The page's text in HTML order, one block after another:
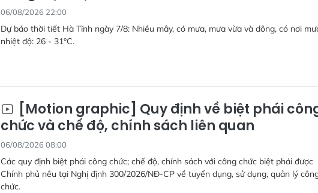
06/08/2026 22:00
Dự báo thời tiết Hà Tĩnh ngày 7/8: Nhiều mây, có mưa, mưa vừa và dông, có nơi
nhiệt độ: 26 - 31°C.
[Motion graphic] Quy định về biệt phái
chức và chế độ, chính sách liên quan
06/08/2026 08:00
Các quy định biệt phái công chức; chế độ, chính sách với công chức biệt phái được
Chính phủ nêu tại Nghị định 300/2026/NĐ-CP về tuyển dụng, sử dụng, quản lý
chức.